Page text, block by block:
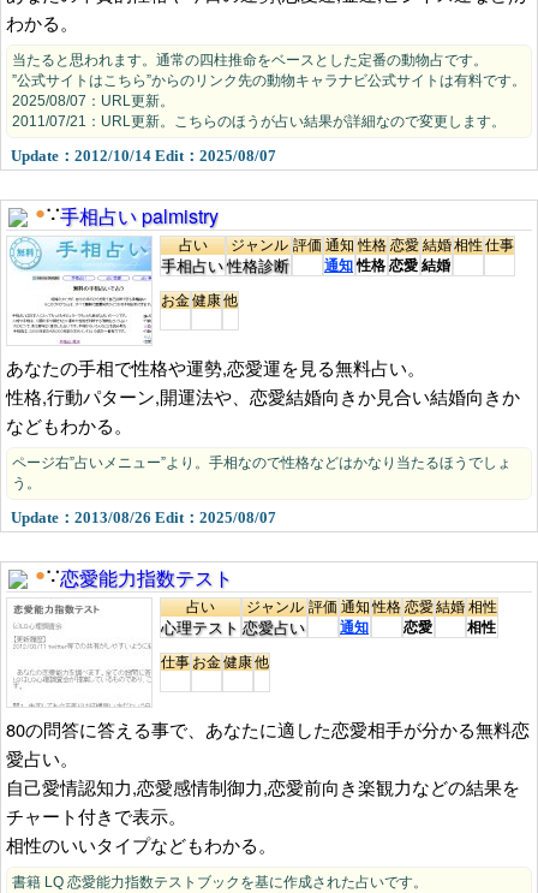
わかる。
当たると思われます。通常の四柱推命をベースとした定番の動物占です。
”公式サイトはこちら”からのリンク先の動物キャラナビ公式サイトは有料です。
2025/08/07：URL更新。
2011/07/21：URL更新。こちらのほうが占い結果が詳細なので変更します。
Update：2012/10/14 Edit：2025/08/07
●∵手相占い palmistry
占い
手相占い
ジャンル
性格診断
評価通知
通知
性格
性格
恋愛
恋愛
結婚
結婚
相性仕事
お金健康他
あなたの手相で性格や運勢,恋愛運を見る無料占い。
性格,行動パターン,開運法や、恋愛結婚向きか見合い結婚向きか
などもわかる。
ページ右”占いメニュー”より。手相なので性格などはかなり当たるほうでしょ
う。
Update：2013/08/26 Edit：2025/08/07
●∵恋愛能力指数テスト
占い
心理テスト
ジャンル
恋愛占い
評価通知
通知
性格恋愛
恋愛
結婚相性
相性
仕事お金健康他
80の問答に答える事で、あなたに適した恋愛相手が分かる無料恋
愛占い。
自己愛情認知力,恋愛感情制御力,恋愛前向き楽観力などの結果を
チャート付きで表示。
相性のいいタイプなどもわかる。
書籍 LQ 恋愛能力指数テストブックを基に作成された占いです。